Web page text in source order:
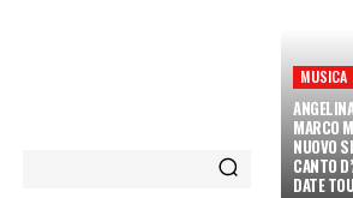
MUSICA
MARCO
NUOVO
CANTO
DATE